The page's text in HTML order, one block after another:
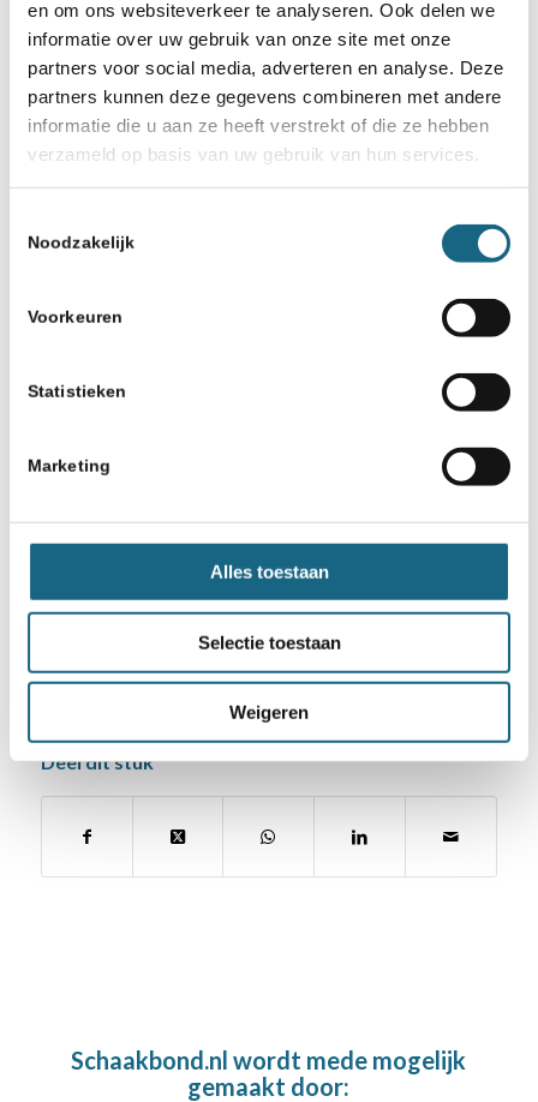
en om ons websiteverkeer te analyseren. Ook delen we
informatie over uw gebruik van onze site met onze
partners voor social media, adverteren en analyse. Deze
partners kunnen deze gegevens combineren met andere
informatie die u aan ze heeft verstrekt of die ze hebben
verzameld op basis van uw gebruik van hun services.
Noodzakelijk
Voorkeuren
Statistieken
Marketing
Alles toestaan
Selectie toestaan
Weigeren
De finale van het NK Schoolschaak
basisonderwijs Algemeen werd mogelijk
gemaakt door een heel team van
vrijwilligers van ASA, aangevuld met een
paar externe wedstrijdleiders en
die de school ervoor beschikbaar heeft
bedankt voor hun inzet en tot volgend
Categorie
Jeugd Kampioenschappen
Schoolschaak,Schaken op school
Deel dit stuk
Schaakbond.nl wordt mede mogelijk
gemaakt door: